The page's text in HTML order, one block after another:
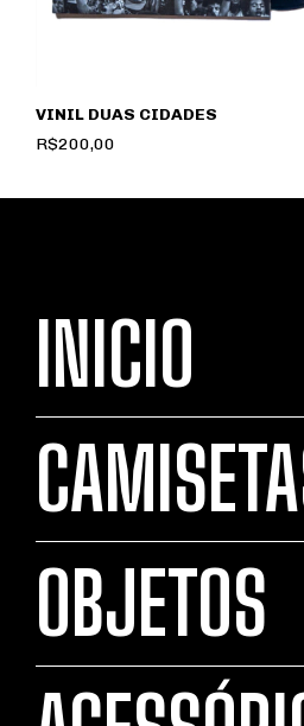
VINIL DUAS CIDADES
R$200,00
INICIO
OBJETOS